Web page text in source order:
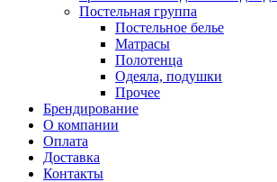
Постельная группа
Постельное белье
Матрасы
Полотенца
Одеяла, подушки
Прочее
Брендирование
О компании
Оплата
Доставка
Контакты